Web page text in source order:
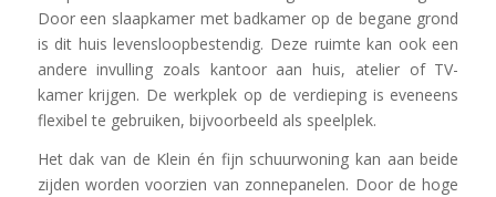
Door een slaapkamer met badkamer op de begane grond
is dit huis levensloopbestendig. Deze ruimte kan ook een
andere invulling zoals kantoor aan huis, atelier of TV-
kamer krijgen. De werkplek op de verdieping is eveneens
flexibel te gebruiken, bijvoorbeeld als speelplek.
Het dak van de Klein én fijn schuurwoning kan aan beide
zijden worden voorzien van zonnepanelen. Door de hoge